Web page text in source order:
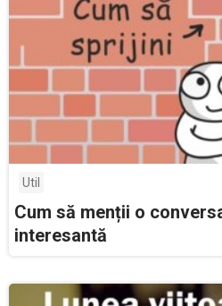
Util
Cum să menții o
interesantă